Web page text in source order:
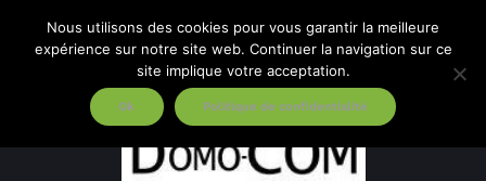
contenu
Nous utilisons des cookies pour vous garantir la meilleure
expérience sur notre site web. Continuer la navigation sur ce
site implique votre acceptation.
Ok Politique de confidentialité